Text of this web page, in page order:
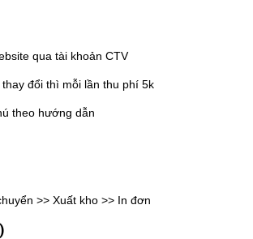
qua tài khoản CTV
đổi thì mỗi lần thu phí 5k
theo hướng dẫn
>> Xuất kho >> In đơn